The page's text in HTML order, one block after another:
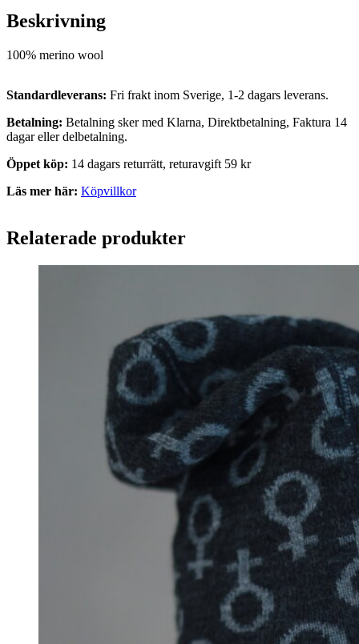
Beskrivning
100% merino wool
Standardleverans: Fri frakt inom Sverige, 1-2 dagars leverans.
Betalning: Betalning sker med Klarna, Direktbetalning, Faktura 14
dagar eller delbetalning.
Öppet köp: 14 dagars returrätt, returavgift 59 kr
Läs mer här: Köpvillkor
Relaterade produkter